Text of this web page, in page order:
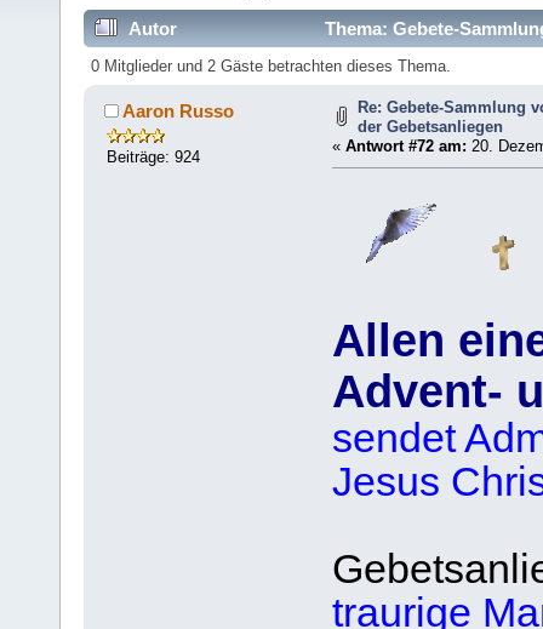
Autor
Thema: Gebete-
364724 mal)
0 Mitglieder und 2 Gäste betrachten dieses Thema.
Aaron Russo
Beiträge: 924
Re: Gebete-Sammlung
der Gebetsanliegen
« Antwort #72 am: 20.
Allen
Advent-
sendet
Jesus
traurige